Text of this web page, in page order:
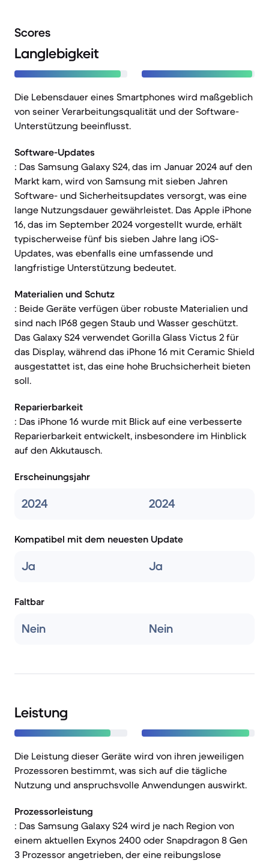
Scores
Langlebigkeit
Die Lebensdauer eines Smartphones wird maßgeblich
von seiner Verarbeitungsqualität und der Software-
Unterstützung beeinflusst.
Software-Updates
: Das Samsung Galaxy S24, das im Januar 2024 auf den
Markt kam, wird von Samsung mit sieben Jahren
Software- und Sicherheitsupdates versorgt, was eine
lange Nutzungsdauer gewährleistet. Das Apple iPhone
16, das im September 2024 vorgestellt wurde, erhält
typischerweise fünf bis sieben Jahre lang iOS-
Updates, was ebenfalls eine umfassende und
langfristige Unterstützung bedeutet.
Materialien und Schutz
: Beide Geräte verfügen über robuste Materialien und
sind nach IP68 gegen Staub und Wasser geschützt.
Das Galaxy S24 verwendet Gorilla Glass Victus 2 für
das Display, während das iPhone 16 mit Ceramic Shield
ausgestattet ist, das eine hohe Bruchsicherheit bieten
soll.
Reparierbarkeit
: Das iPhone 16 wurde mit Blick auf eine verbesserte
Reparierbarkeit entwickelt, insbesondere im Hinblick
auf den Akkutausch.
Erscheinungsjahr
2024 2024
Kompatibel mit dem neuesten Update
Ja Ja
Faltbar
Nein Nein
Leistung
Die Leistung dieser Geräte wird von ihren jeweiligen
Prozessoren bestimmt, was sich auf die tägliche
Nutzung und anspruchsvolle Anwendungen auswirkt.
Prozessorleistung
: Das Samsung Galaxy S24 wird je nach Region von
einem aktuellen Exynos 2400 oder Snapdragon 8 Gen
3 Prozessor angetrieben, der eine reibungslose